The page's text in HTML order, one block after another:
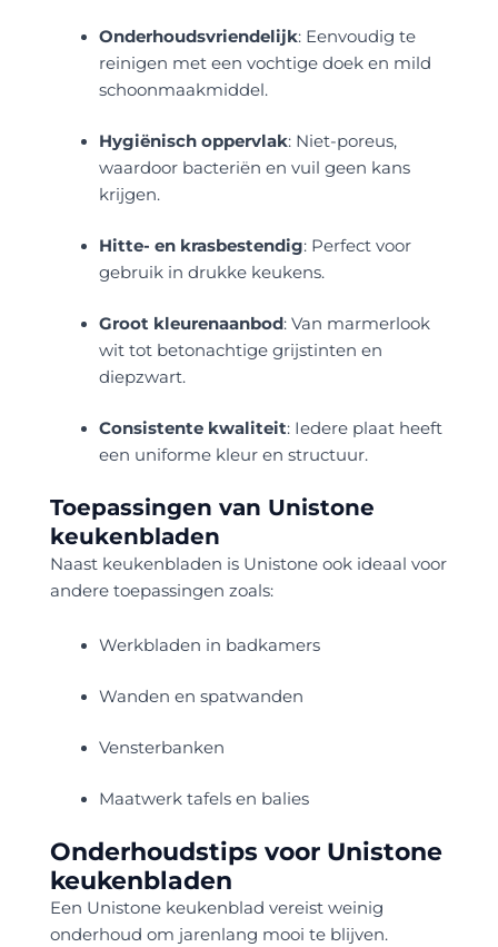
Onderhoudsvriendelijk: Eenvoudig te
reinigen met een vochtige doek en mild
schoonmaakmiddel.
Hygiënisch oppervlak: Niet-poreus,
waardoor bacteriën en vuil geen kans
krijgen.
Hitte- en krasbestendig: Perfect voor
gebruik in drukke keukens.
Groot kleurenaanbod: Van marmerlook
wit tot betonachtige grijstinten en
diepzwart.
Consistente kwaliteit: Iedere plaat heeft
een uniforme kleur en structuur.
Toepassingen van Unistone
keukenbladen
Naast keukenbladen is Unistone ook ideaal voor
andere toepassingen zoals:
Werkbladen in badkamers
Wanden en spatwanden
Vensterbanken
Maatwerk tafels en balies
Onderhoudstips voor Unistone
keukenbladen
Een Unistone keukenblad vereist weinig
onderhoud om jarenlang mooi te blijven.